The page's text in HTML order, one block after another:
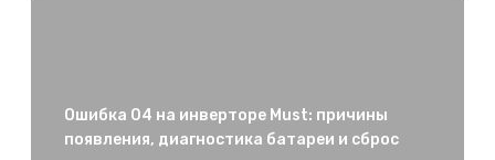
Ошибка 04 на инверторе Must: причины
появления, диагностика батареи и сброс